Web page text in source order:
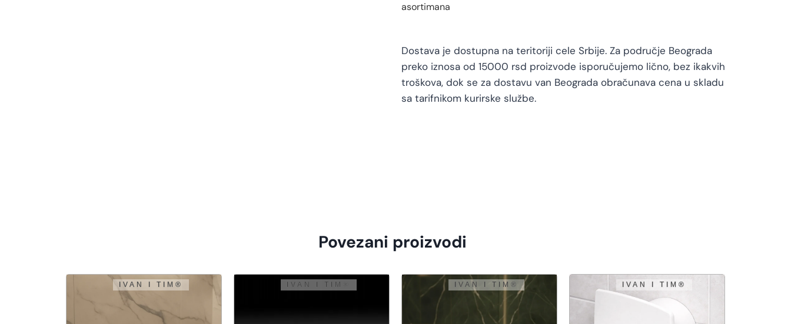
asortimana
Dostava je dostupna na teritoriji cele Srbije. Za područje Beograda
preko iznosa od 15000 rsd proizvode isporučujemo lično, bez ikakvih
troškova, dok se za dostavu van Beograda obračunava cena u skladu
sa tarifnikom kurirske službe.
Povezani proizvodi